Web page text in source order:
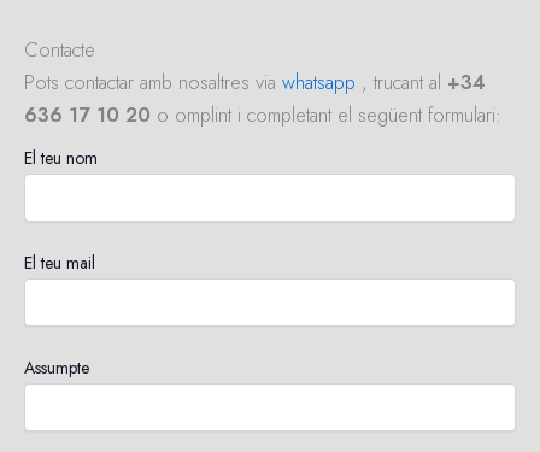
Contacte
Pots contactar amb nosaltres via whatsapp , trucant al +34
636 17 10 20 o omplint i completant el següent formulari:
El teu nom
El teu mail
Assumpte